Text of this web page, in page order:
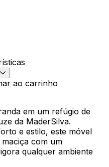
ao carrinho
em um refúgio de
da MaderSilva.
e estilo, este móvel
com um
qualquer ambiente